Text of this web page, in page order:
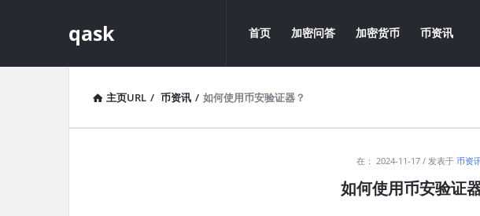
qask
导
航
首页 加密问答 加密货币 币资讯
主页URL / 币资讯 / 如何使用币安验证器？
在： 2024-11-17 发表于 币资
如何使用币安验证